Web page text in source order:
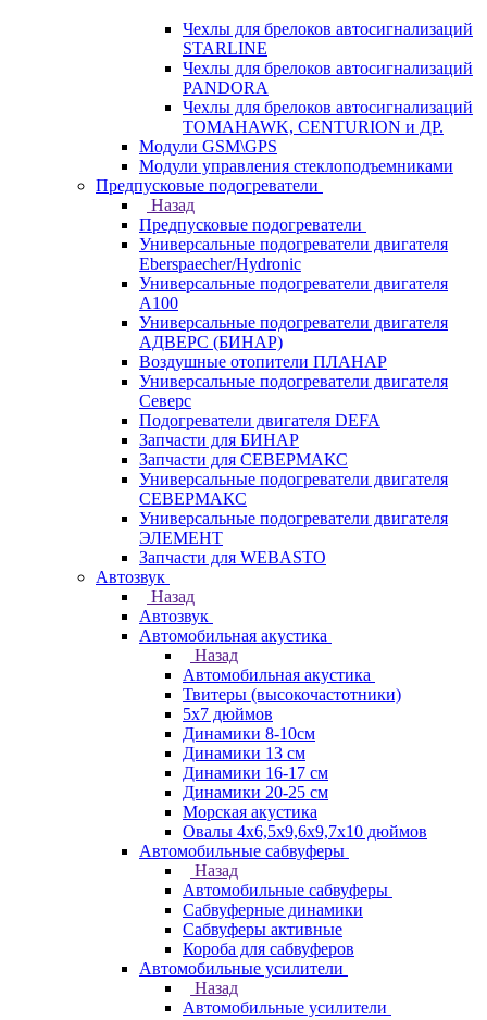
Чехлы для брелоков автосигнализаций
STARLINE
Чехлы для брелоков автосигнализаций
PANDORA
Чехлы для брелоков автосигнализаций
TOMAHAWK, CENTURION и ДР.
Модули GSM\GPS
Модули управления стеклоподъемниками
Предпусковые подогреватели
Назад
Предпусковые подогреватели
Универсальные подогреватели двигателя
Eberspaecher/Hydronic
Универсальные подогреватели двигателя
A100
Универсальные подогреватели двигателя
АДВЕРС (БИНАР)
Воздушные отопители ПЛАНАР
Универсальные подогреватели двигателя
Северс
Подогреватели двигателя DEFA
Запчасти для БИНАР
Запчасти для СЕВЕРМАКС
Универсальные подогреватели двигателя
СЕВЕРМАКС
Универсальные подогреватели двигателя
ЭЛЕМЕНТ
Запчасти для WEBASTO
Автозвук
Назад
Автозвук
Автомобильная акустика
Назад
Автомобильная акустика
Твитеры (высокочастотники)
5x7 дюймов
Динамики 8-10см
Динамики 13 см
Динамики 16-17 см
Динамики 20-25 см
Морская акустика
Овалы 4х6,5х9,6x9,7х10 дюймов
Автомобильные сабвуферы
Назад
Автомобильные сабвуферы
Сабвуферные динамики
Сабвуферы активные
Короба для сабвуферов
Автомобильные усилители
Назад
Автомобильные усилители